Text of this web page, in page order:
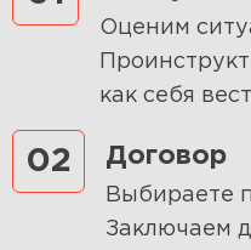
Оценим
как себя
02 Договор
Выбираете
Заключаем